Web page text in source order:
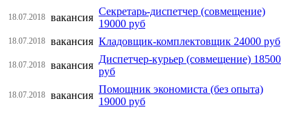
18.07.2018 вакансия
Секретарь-диспетчер (совмещение)
19000 руб
18.07.2018 вакансия Кладовщик-комплектовщик 24000 руб
18.07.2018 вакансия
Диспетчер-курьер (совмещение) 18500
руб
18.07.2018 вакансия
Помощник экономиста (без опыта)
19000 руб